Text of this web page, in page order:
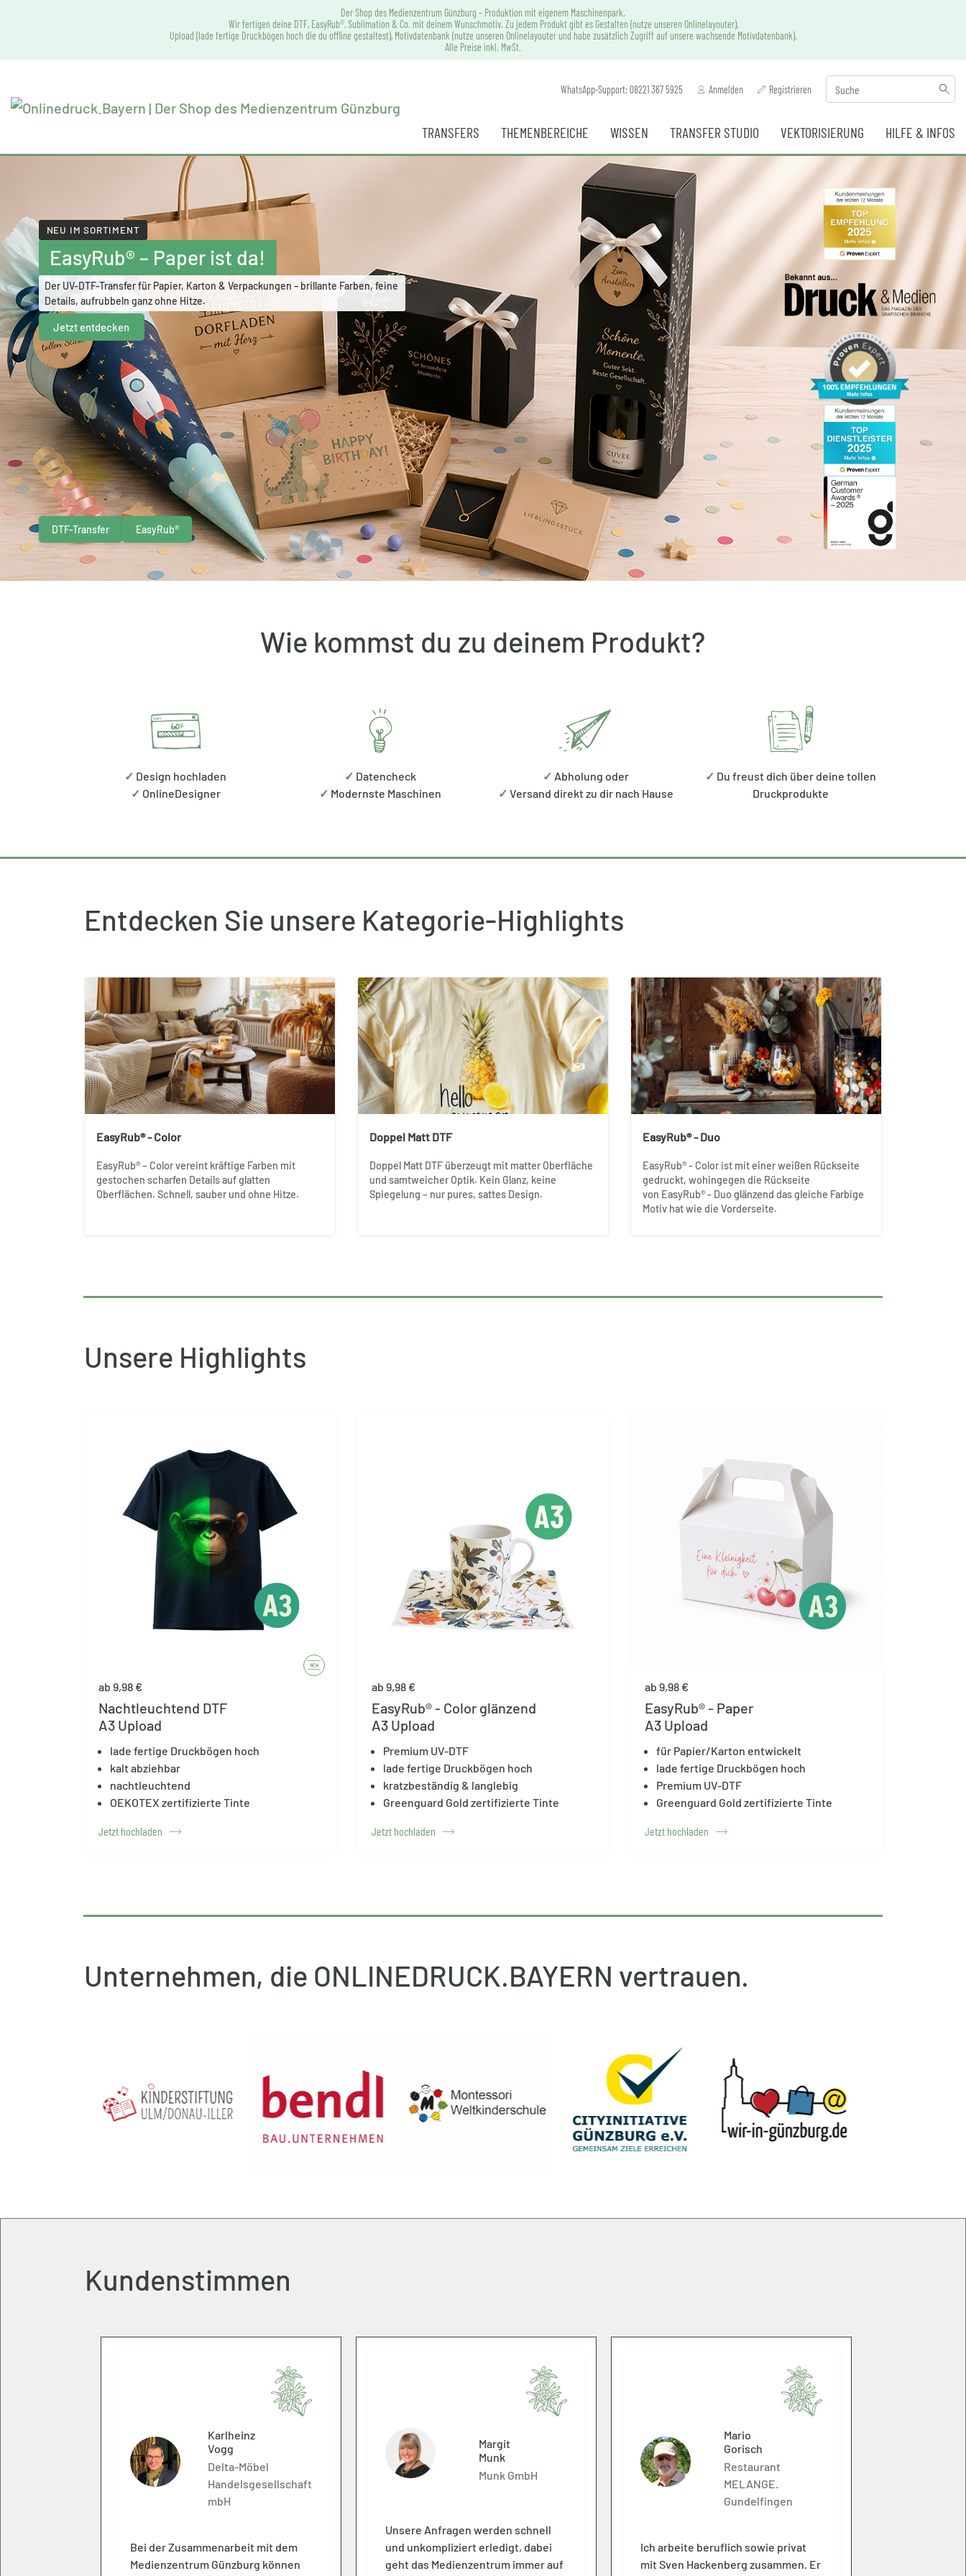
Der Shop des Medienzentrum Günzburg – Produktion mit eigenem Maschinenpark.
Wir fertigen deine DTF, EasyRub®, Sublimation & Co. mit deinem Wunschmotiv. Zu jedem Produkt gibt es Gestalten (nutze unseren Onlinelayouter),
Upload (lade fertige Druckbögen hoch die du offline gestaltest), Motivdatenbank (nutze unseren Onlinelayouter und habe zusätzlich Zugriff auf unsere wachsende Motivdatenbank).
Alle Preise inkl. MwSt.
WhatsApp-Support: 08221 367 5925 Anmelden Registrieren
TRANSFERS THEMENBEREICHE WISSEN TRANSFER STUDIO VEKTORISIERUNG HILFE & INFOS
NEU IM SORTIMENT
EasyRub® – Paper ist da!
Der UV-DTF-Transfer für Papier, Karton & Verpackungen – brillante Farben, feine
Details, aufrubbeln ganz ohne Hitze.
Jetzt entdecken
DTF-Transfer EasyRub®
Wie kommst du zu deinem Produkt?
✓ Design hochladen
✓ OnlineDesigner
✓ Datencheck
✓ Modernste Maschinen
✓ Abholung oder
✓ Versand direkt zu dir nach Hause
✓ Du freust dich über deine tollen
Druckprodukte
Entdecken Sie unsere Kategorie-Highlights
EasyRub® - Color
EasyRub® – Color vereint kräftige Farben mit
gestochen scharfen Details auf glatten
Oberflächen. Schnell, sauber und ohne Hitze.
Doppel Matt DTF
Doppel Matt DTF überzeugt mit matter Oberfläche
und samtweicher Optik. Kein Glanz, keine
Spiegelung – nur pures, sattes Design.
EasyRub® - Duo
EasyRub® - Color ist mit einer weißen Rückseite
gedruckt, wohingegen die Rückseite
von EasyRub® - Duo glänzend das gleiche Farbige
Motiv hat wie die Vorderseite.
Unsere Highlights
ab 9,98 €
Nachtleuchtend DTF
A3 Upload
lade fertige Druckbögen hoch
kalt abziehbar
nachtleuchtend
OEKOTEX zertifizierte Tinte
Jetzt hochladen
ab 9,98 €
EasyRub® - Color glänzend
A3 Upload
Premium UV-DTF
lade fertige Druckbögen hoch
kratzbeständig & langlebig
Greenguard Gold zertifizierte Tinte
Jetzt hochladen
ab 9,98 €
EasyRub® - Paper
A3 Upload
für Papier/Karton entwickelt
lade fertige Druckbögen hoch
Premium UV-DTF
Greenguard Gold zertifizierte Tinte
Jetzt hochladen
Unternehmen, die ONLINEDRUCK.BAYERN vertrauen.
Kundenstimmen
Karlheinz
Vogg
Delta-Möbel
Handelsgesellschaft
mbH
Bei der Zusammenarbeit mit dem
Medienzentrum Günzburg können
Margit
Munk
Munk GmbH
Unsere Anfragen werden schnell
und unkompliziert erledigt, dabei
geht das Medienzentrum immer auf
Mario
Gorisch
Restaurant
MELANGE.
Gundelfingen
Ich arbeite beruflich sowie privat
mit Sven Hackenberg zusammen. Er